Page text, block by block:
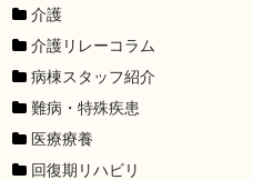
介護
介護リレーコラム
病棟スタッフ紹介
難病・特殊疾患
医療療養
回復期リハビリ